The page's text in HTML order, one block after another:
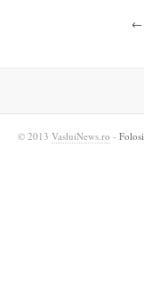
←
© 2013 VasluiNews.ro -